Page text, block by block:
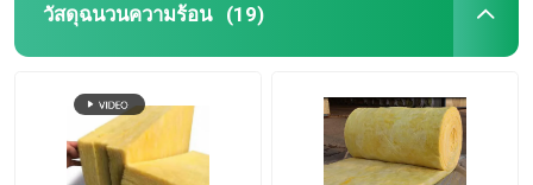
แผ่นฉนวนโฟมยาง
ท่อฉนวนโฟมยาง
หลอดขนหิน
วัสดุฉนวนความร้อน (19)